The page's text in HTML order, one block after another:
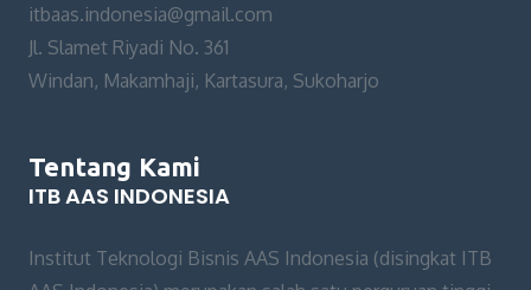
itbaas.indonesia@gmail.com
Jl. Slamet Riyadi No. 361
Windan, Makamhaji, Kartasura, Sukoharjo
Tentang Kami
ITB AAS INDONESIA
Institut Teknologi Bisnis AAS Indonesia (disingkat ITB